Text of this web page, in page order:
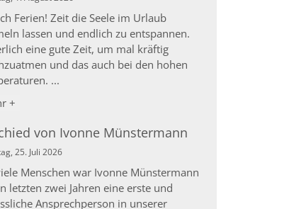
Ferien! Zeit die Seele im Urlaub
lassen und endlich zu entspannen.
eine gute Zeit, um mal kräftig
und das auch bei den hohen
...
+
von Ivonne Münstermann
25. Juli 2026
Menschen war Ivonne Münstermann
letzten zwei Jahren eine erste und
Ansprechperson in unserer